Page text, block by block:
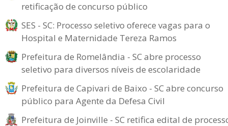
retificação de concurso público
SES - SC: Processo seletivo oferece vagas para o
Hospital e Maternidade Tereza Ramos
Prefeitura de Romelândia - SC abre processo
seletivo para diversos níveis de escolaridade
Prefeitura de Capivari de Baixo - SC abre concurso
público para Agente da Defesa Civil
Prefeitura de Joinville - SC retifica edital de